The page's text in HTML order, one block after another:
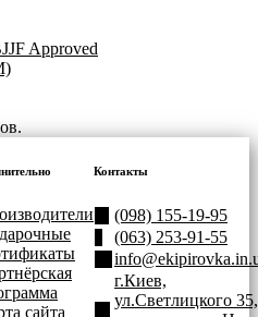
Approved
сайта
Контакты
(098) 155-19-95
(063) 253-91-55
г.Киев,
ул.Светлицкого 35,